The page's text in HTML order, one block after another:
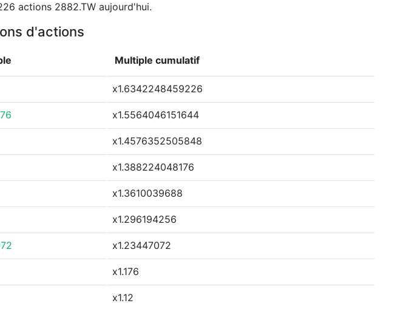
actions 2882.TW aujourd'hui.
d'actions
Multiple cumulatif
x1.6342248459226
x1.5564046151644
x1.4576352505848
x1.388224048176
x1.3610039688
x1.296194256
x1.23447072
x1.176
x1.12